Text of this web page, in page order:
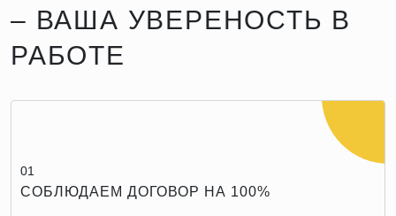
– ВАША УВЕРЕНОСТЬ В
РАБОТЕ
01
СОБЛЮДАЕМ ДОГОВОР НА 100%